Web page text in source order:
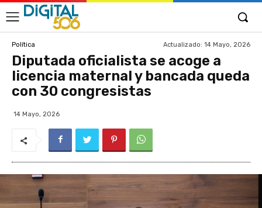
Política Actualizado: 14 Mayo, 2026
Diputada oficialista se acoge a
licencia maternal y bancada queda
con 30 congresistas
14 Mayo, 2026